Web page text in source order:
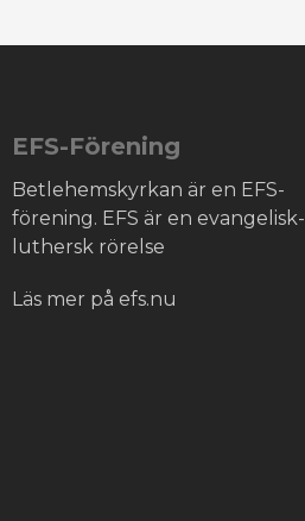
EFS-Förening
Betlehemskyrkan är en EFS-
förening. EFS är en evangelisk-
luthersk rörelse
Läs mer på efs.nu